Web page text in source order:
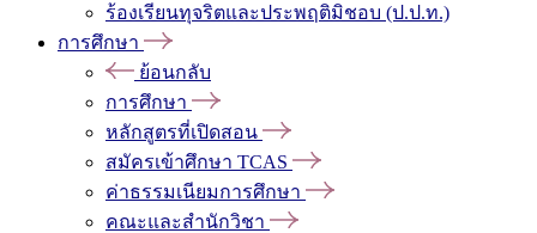
ร้องเรียนทุจริตและประพฤติมิชอบ (ป.ป.ท.)
การศึกษา
ย้อนกลับ
การศึกษา
หลักสูตรที่เปิดสอน
สมัครเข้าศึกษา TCAS
ค่าธรรมเนียมการศึกษา
คณะและสำนักวิชา